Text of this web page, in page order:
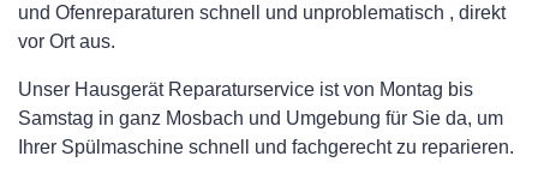
und Ofenreparaturen schnell und unproblematisch , direkt
vor Ort aus.
Unser Hausgerät Reparaturservice ist von Montag bis
Samstag in ganz Mosbach und Umgebung für Sie da, um
Ihrer Spülmaschine schnell und fachgerecht zu reparieren.